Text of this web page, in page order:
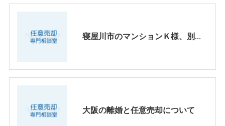
寝屋川市のマンションＫ様、別れた元妻の住むマンション、競売通知が届いた。
大阪の離婚と任意売却について